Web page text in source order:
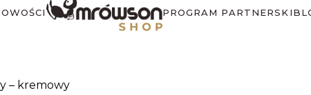
PROGRAM PARTNERSKI
– kremowy